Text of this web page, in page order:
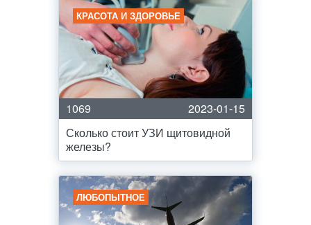
КРАСОТА И ЗДОРОВЬЕ
1069
2023-01-15
Сколько стоит УЗИ щитовидной
железы?
ЛЮБОПЫТНОЕ